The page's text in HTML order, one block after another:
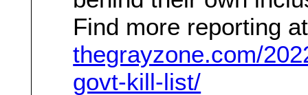
Find more reporting at
thegrayzone.com/
govt-kill-list/